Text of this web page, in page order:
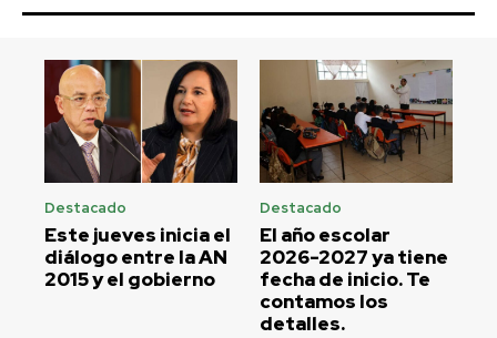
Destacado
Este jueves inicia el
diálogo entre la AN
2015 y el gobierno
Destacado
El año escolar
2026-2027 ya tiene
fecha de inicio. Te
contamos los
detalles.